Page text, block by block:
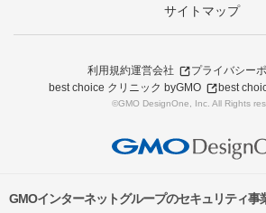
サイトマップ
利用規約運営会社
プライバシー
best choice クリニック byGMO
best
©GMO DesignOne, Inc. All Rights
GMOインターネットグループのセキュリティ事